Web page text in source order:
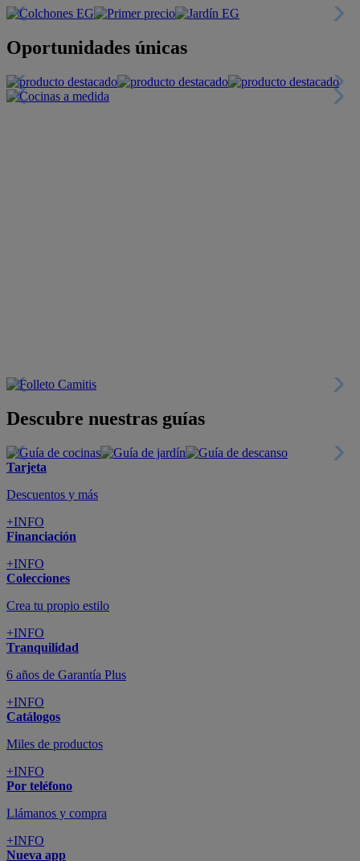
Oportunidades únicas
Descubre nuestras guías
Tarjeta
Descuentos y más
+INFO
Financiación
+INFO
Colecciones
Crea tu propio estilo
+INFO
Tranquilidad
6 años de Garantía Plus
+INFO
Catálogos
Miles de productos
+INFO
Por teléfono
Llámanos y compra
+INFO
Nueva app